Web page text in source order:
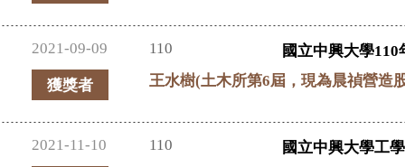
2021-09-09 110
國立中興大學
獲獎者
王水樹(土木所第6屆，現為晨禎營造
2021-11-10 110
國立中興大學工